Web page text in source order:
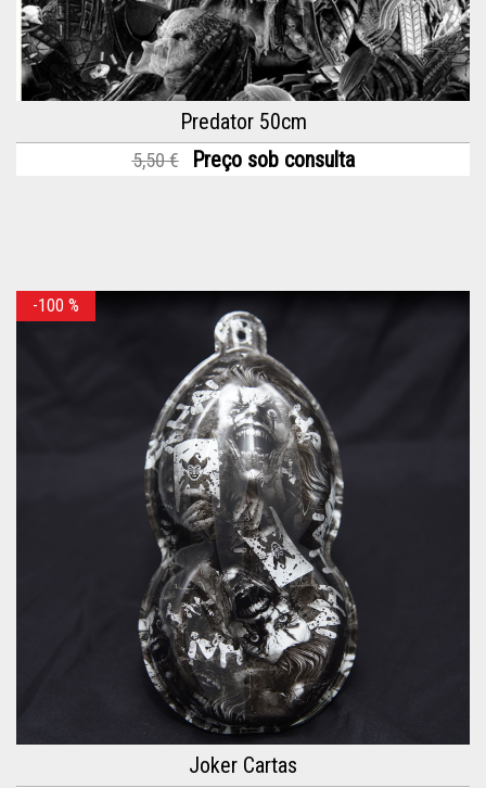
Predator 50cm
5,50 € Preço sob consulta
-100 %
Joker Cartas